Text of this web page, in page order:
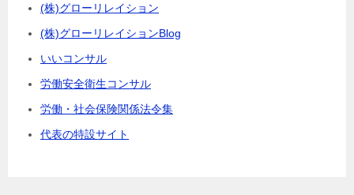
(株)グローリレイション
(株)グローリレイションBlog
いいコンサル
労働安全衛生コンサル
労働・社会保険関係法令集
代表の特設サイト